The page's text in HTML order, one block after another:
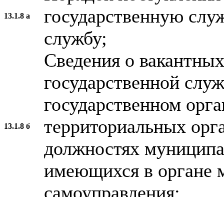
13.1.8 а
государственную
службу;
13.1.8 б
Сведения о
государственной
государственном
территориальных
должностях
имеющихся в органе
самоуправления;